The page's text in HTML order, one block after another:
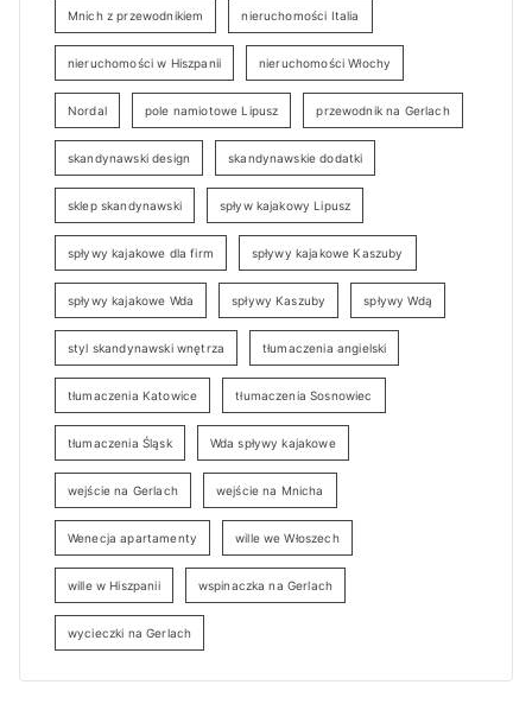
Mnich z przewodnikiem nieruchomości Italia
nieruchomości w Hiszpanii nieruchomości Włochy
Nordal pole namiotowe Lipusz przewodnik na Gerlach
skandynawski design skandynawskie dodatki
sklep skandynawski spływ kajakowy Lipusz
spływy kajakowe dla firm spływy kajakowe Kaszuby
spływy kajakowe Wda spływy Kaszuby spływy Wdą
styl skandynawski wnętrza tłumaczenia angielski
tłumaczenia Katowice tłumaczenia Sosnowiec
tłumaczenia Śląsk Wda spływy kajakowe
wejście na Gerlach wejście na Mnicha
Wenecja apartamenty wille we Włoszech
wille w Hiszpanii wspinaczka na Gerlach
wycieczki na Gerlach